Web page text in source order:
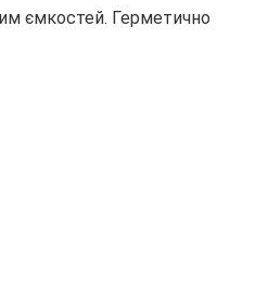
ємкостей. Герметично